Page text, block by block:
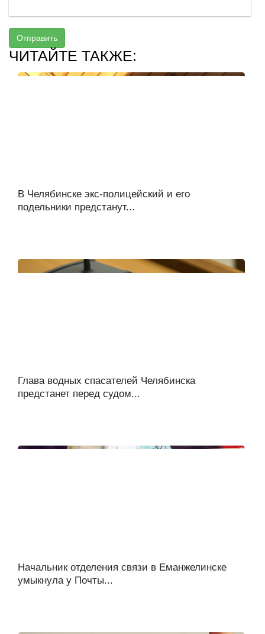
Отправить
ЧИТАЙТЕ ТАКЖЕ:
В Челябинске экс-полицейский и его
подельники предстанут...
Глава водных спасателей Челябинска
предстанет перед судом...
Начальник отделения связи в Еманжелинске
умыкнула у Почты...